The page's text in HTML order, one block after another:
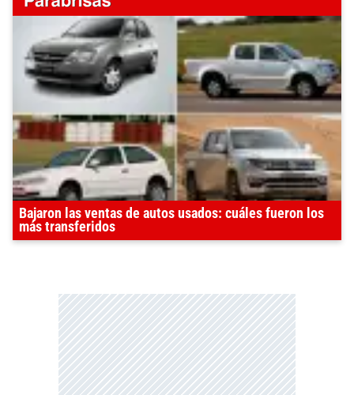
Bajaron las ventas de autos usados: cuáles fueron los
más transferidos